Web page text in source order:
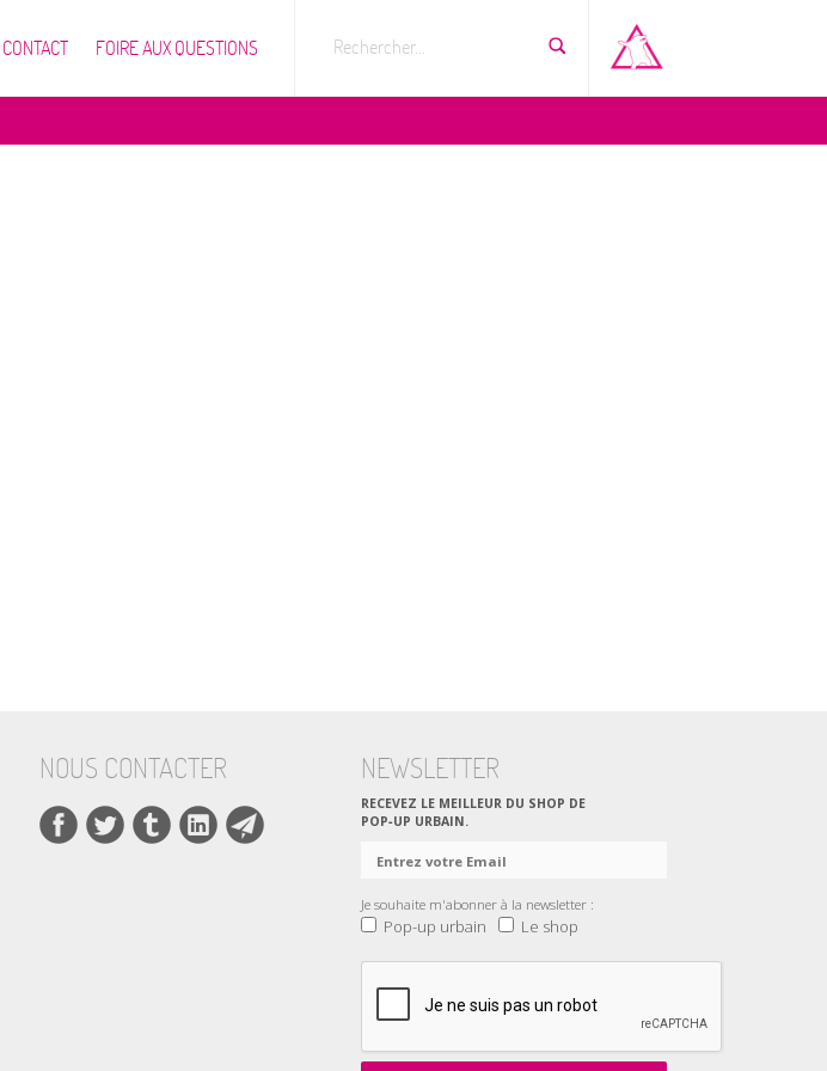
CONTACT FOIRE AUX QUESTIONS Rechercher...
NOUS CONTACTER NEWSLETTER
RECEVEZ LE MEILLEUR DU SHOP DE
POP‑UP URBAIN.
Je souhaite m'abonner à la newsletter :
Pop-up urbain Le shop